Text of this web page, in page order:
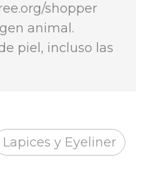
shopper
animal.
piel, incluso las
Lapices y Eyeliner